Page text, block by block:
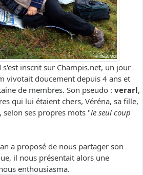
inscrit sur Champis.net, un jour
vivotait doucement depuis 4 ans et
de membres. Son pseudo : verarl,
qui lui étaient chers, Véréna, sa fille,
ses propres mots "le seul coup
a proposé de nous partager son
il nous présentait alors une
enthousiasma.